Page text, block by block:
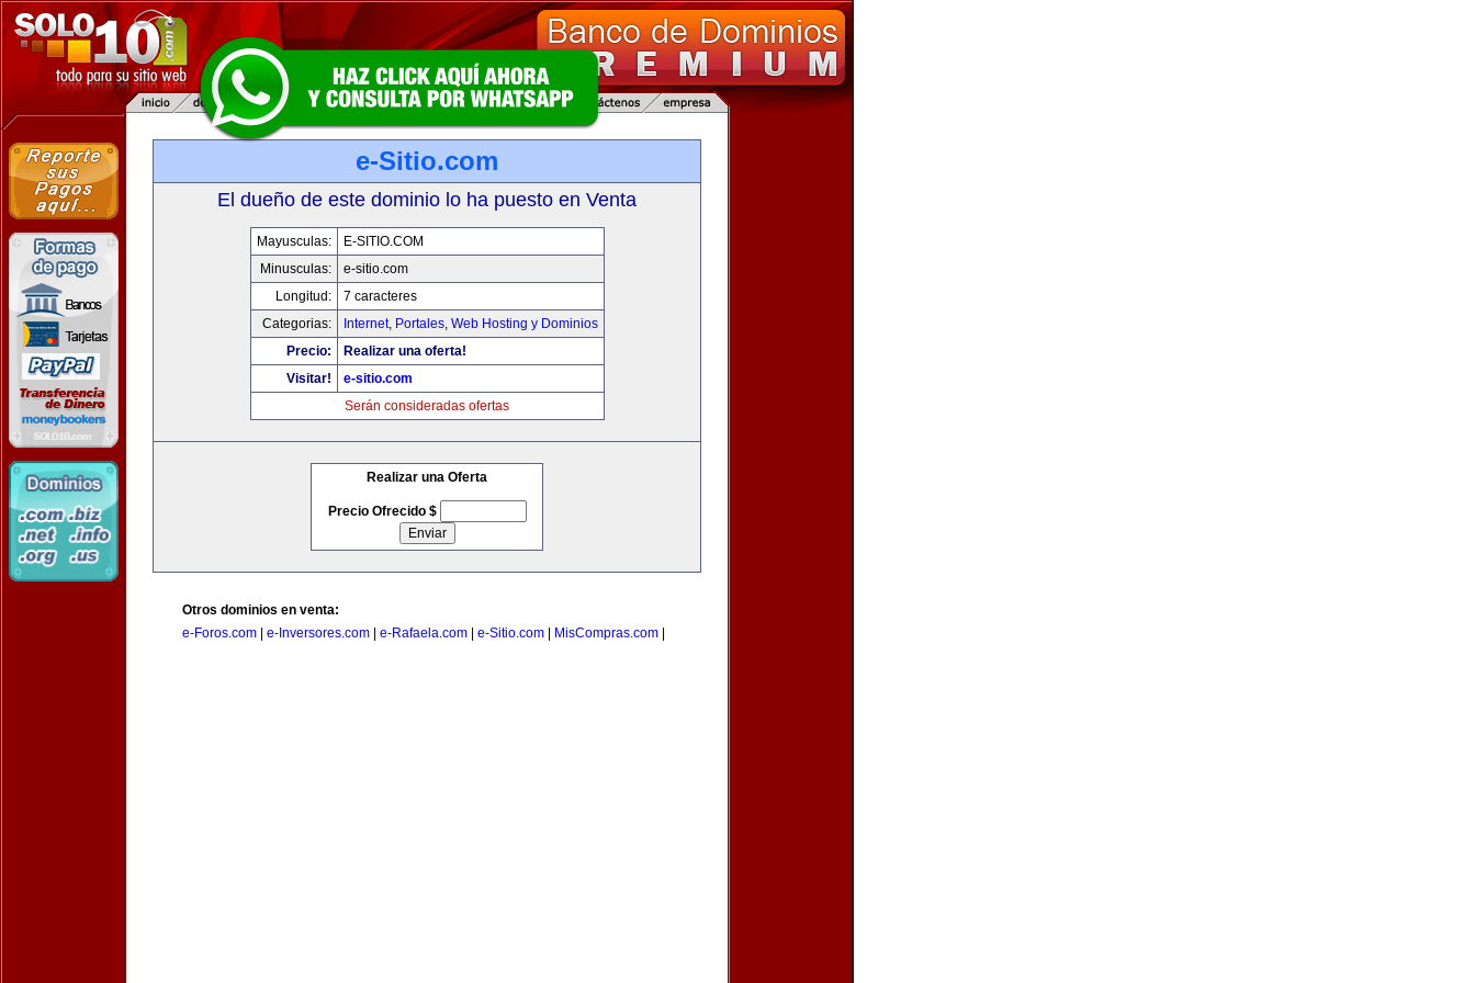
e-Sitio.com
El dueño de este dominio lo ha puesto en Venta
Mayusculas:
E-SITIO.COM
Minusculas:
e-sitio.com
Longitud:
7 caracteres
Categorias:
Internet, Portales, Web Hosting y Dominios
Precio:
Realizar una oferta!
Visitar!
e-sitio.com
Serán consideradas ofertas
Realizar una Oferta
Precio Ofrecido $
Otros dominios en venta:
e-Foros.com
e-Inversores.com e-Rafaela.com e-Sitio.com MisCompras.com